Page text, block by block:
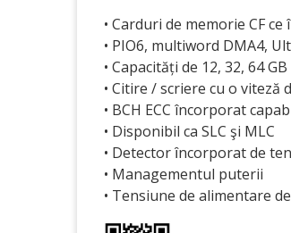
• Carduri de memorie CF ce
• PIO6, multiword DMA4,
• Capacități de 12, 32, 64
• Citire / scriere cu o viteză
• BCH ECC încorporat
• Disponibil ca SLC şi MLC
• Detector ȋncorporat de
• Managementul puterii
• Tensiune de alimentare